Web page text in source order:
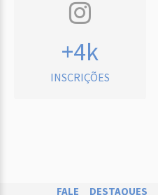
+4k
INSCRIÇÕES
FALE DESTAQUES